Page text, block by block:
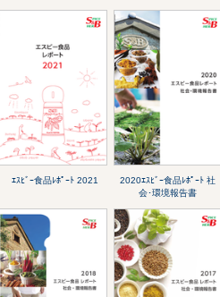
ｴｽﾋﾞｰ食品ﾚﾎﾟｰﾄ 2021
2020ｴｽﾋﾞｰ食品ﾚﾎﾟｰﾄ 社
会･環境報告書